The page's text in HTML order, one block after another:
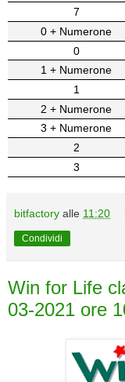
7
0 + Numerone
0
1 + Numerone
1
2 + Numerone
3 + Numerone
2
3
bitfactory alle 11:20
Condividi
Win for Life
03-2021 ore